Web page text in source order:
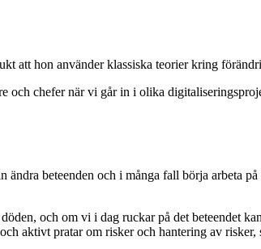
att hon använder klassiska teorier kring
och chefer när vi går in i olika
beteenden och i många fall börja arbeta
och om vi i dag ruckar på det beteendet
aktivt pratar om risker och hantering av risker,